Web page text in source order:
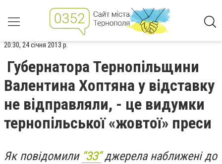
20:30, 24 січня 2013 р.
Губернатора Тернопільщини
Валентина Хоптяна у відставку
не відправляли, - це видумки
тернопільської «жовтої» преси
Як повідомили “ЗЗ”джерела наближені до